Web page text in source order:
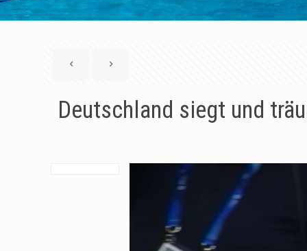
Deutschland siegt und